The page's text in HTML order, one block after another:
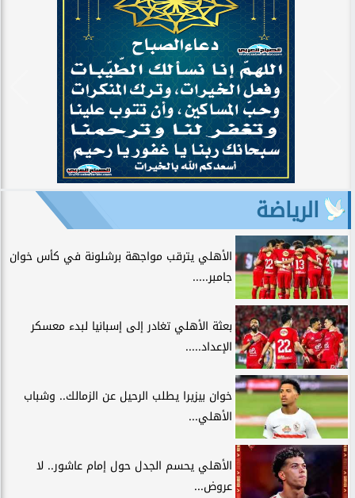
الرياضة
الأهلي يترقب مواجهة برشلونة في كأس خوان
جامبر.....
بعثة الأهلي تغادر إلى إسبانيا لبدء معسكر
الإعداد.....
خوان بيزيرا يطلب الرحيل عن الزمالك.. وشباب
الأهلي...
الأهلي يحسم الجدل حول إمام عاشور.. لا
عروض...